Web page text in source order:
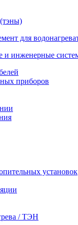
для
и инженерные
приборов
установок
/ ТЭН